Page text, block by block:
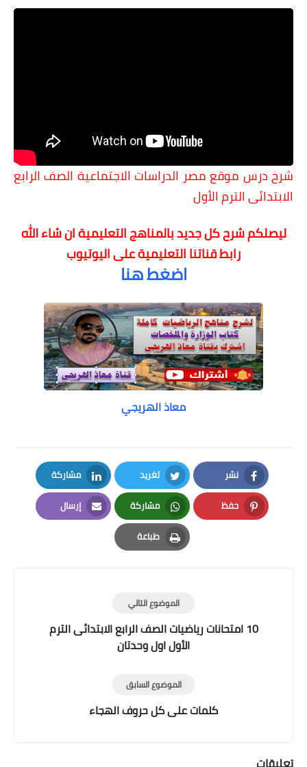
شرح درس موقع مصر الدراسات الاجتماعية الصف الرابع
الابتدائى الترم الأول
ليصلكم شرح كل جديد بالمناهج التعليميةان شاء الله
رابط قناتنا التعليمية على اليوتيوب
اضغط هنا
معاذ الهريجي
نشر
Facebook
تغريد
Twitter
مشاركة
LinkedIn
حفظ
Pinterest
مشاركة
Whatsapp
إرسال
Email
طباعة
Print
الموضوع التالي
10 امتحانات رياضيات الصف الرابع الابتدائى الترم
الأول اول وحدتان
الموضوع السابق
كلمات على كل حروف الهجاء